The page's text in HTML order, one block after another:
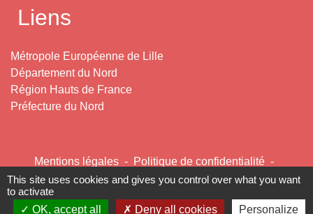
Liens
Métropole Européenne de Lille
Département du Nord
Région Hauts de France
Préfecture du Nord
Mentions légales - Politique de confidentialité -
Accessibilité - Plan du site - Gestion des cookies
This site uses cookies and gives you control over what you want
to activate
OK, accept all
Deny all cookies Personalize